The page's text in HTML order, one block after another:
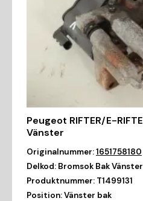
Peugeot RIFTER/E-
Vänster
Originalnummer:1651758180
Delkod: Bromsok Bak Vänster
Produktnummer: T1499131
Position:Vänster bak